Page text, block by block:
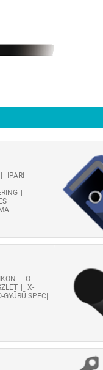
IPARI
O-
X-
GYŰRŰ SPEC